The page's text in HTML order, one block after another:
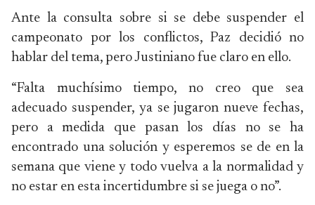
Ante la consulta sobre si se debe suspender el
campeonato por los conflictos, Paz decidió no
hablar del tema, pero Justiniano fue claro en ello.
“Falta muchísimo tiempo, no creo que sea
adecuado suspender, ya se jugaron nueve fechas,
pero a medida que pasan los días no se ha
encontrado una solución y esperemos se de en la
semana que viene y todo vuelva a la normalidad y
no estar en esta incertidumbre si se juega o no”.